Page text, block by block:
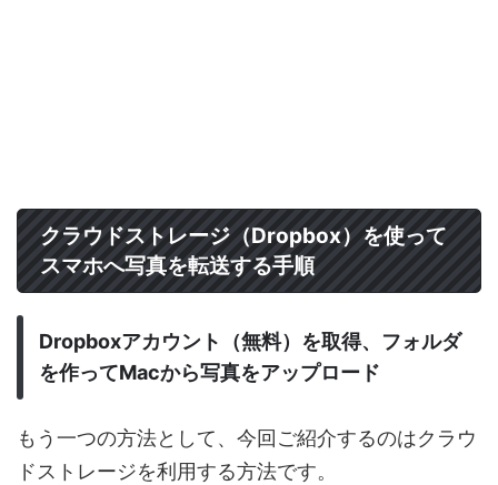
クラウドストレージ（Dropbox）を使って
スマホへ写真を転送する手順
Dropboxアカウント（無料）を取得、フォルダ
を作ってMacから写真をアップロード
もう一つの方法として、今回ご紹介するのはクラウ
ドストレージを利用する方法です。